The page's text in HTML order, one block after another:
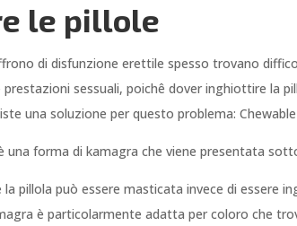
le pillole
di disfunzione erettile spesso trovano
prestazioni sessuali, poichê dover inghiottire la
una soluzione per questo problema:
una forma di kamagra che viene presentata
pillola può essere masticata invece di essere
è particolarmente adatta per coloro che